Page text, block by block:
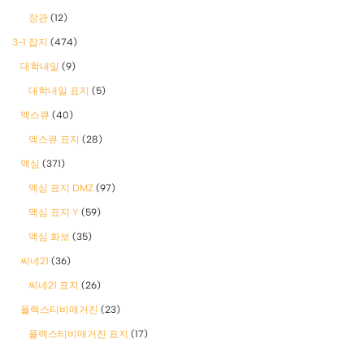
장관 (12)
3-1 잡지 (474)
대학내일 (9)
대학내일 표지 (5)
맥스큐 (40)
맥스큐 표지 (28)
맥심 (371)
맥심 표지 DMZ (97)
맥심 표지 Y (59)
맥심 화보 (35)
씨네21 (36)
씨네21 표지 (26)
플렉스티비매거진 (23)
플렉스티비매거진 표지 (17)